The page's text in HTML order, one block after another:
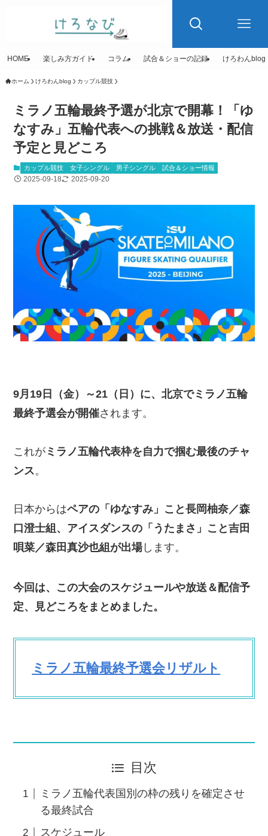
HOME 楽しみ方ガイド コラム 試合＆ショーの記録 けろわんblog
ホーム けろわんblog カップル競技
ミラノ五輪最終予選が北京で開幕！「ゆ
なすみ」五輪代表への挑戦＆放送・配信
予定と見どころ
カップル競技 女子シングル 男子シングル 試合＆ショー情報
2025-09-18 2025-09-20
9月19日（金）～21（日）に、北京でミラノ五輪
最終予選会が開催されます。
これが ミラノ五輪代表枠を自力で掴む最後のチャ
ンス。
日本からはペアの「ゆなすみ」こと長岡柚奈／森
口澄士組、アイスダンスの「うたまさ」こと吉田
唄菜／森田真沙也組が出場します。
今回は、この大会のスケジュールや放送＆配信予
定、見どころをまとめました。
ミラノ五輪最終予選会リザルト
目次
ミラノ五輪代表国別の枠の残りを確定させ
る最終試合
スケジュール